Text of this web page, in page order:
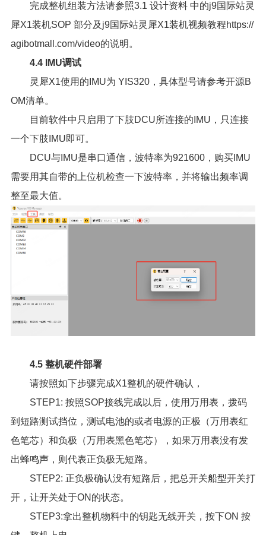
完成整机组装方法请参照3.1 设计资料 中的j9国际站灵
犀X1装机SOP 部分及j9国际站灵犀X1装机视频教程https://
agibotmall.com/video的说明。
4.4 IMU调试
灵犀X1使用的IMU为 YIS320，具体型号请参考开源B
OM清单。
目前软件中只启用了下肢DCU所连接的IMU，只连接
一个下肢IMU即可。
DCU与IMU是串口通信，波特率为921600，购买IMU
需要用其自带的上位机检查一下波特率，并将输出频率调
整至最大值。
4.5 整机硬件部署
请按照如下步骤完成X1整机的硬件确认，
STEP1: 按照SOP接线完成以后，使用万用表，拨码
到短路测试挡位，测试电池的或者电源的正极（万用表红
色笔芯）和负极（万用表黑色笔芯），如果万用表没有发
出蜂鸣声，则代表正负极无短路。
STEP2: 正负极确认没有短路后，把总开关船型开关打
开，让开关处于ON的状态。
STEP3:拿出整机物料中的钥匙无线开关，按下ON 按